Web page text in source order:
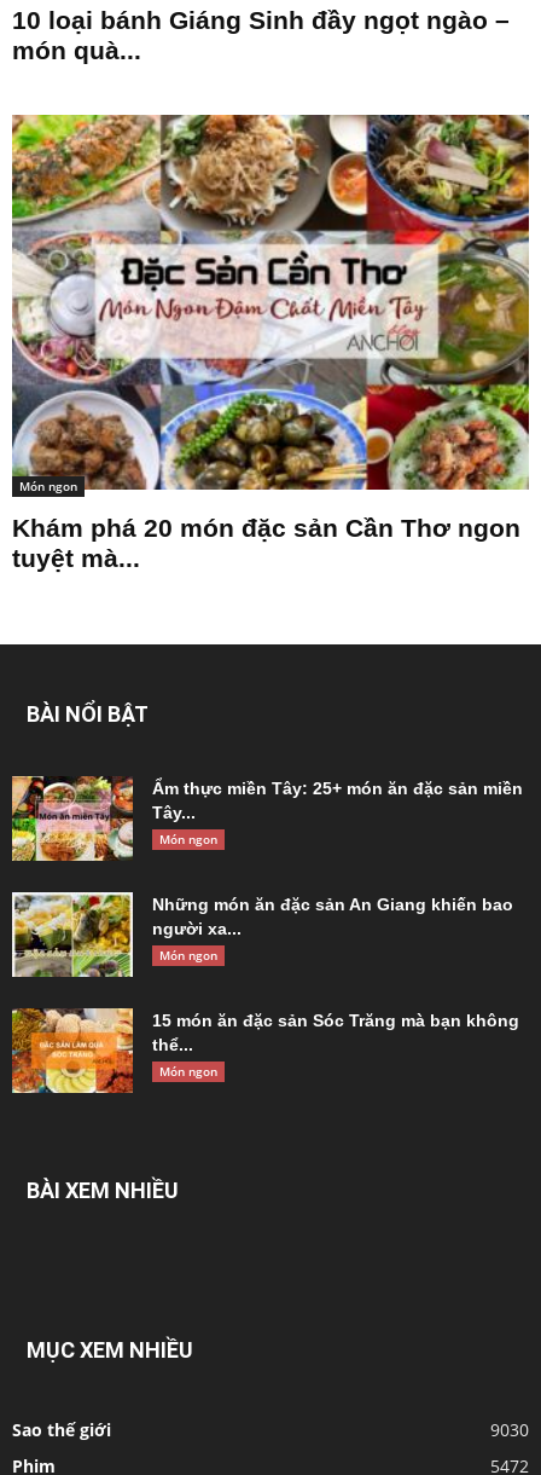
10 loại bánh Giáng Sinh đầy ngọt ngào –
món quà...
Món ngon
Khám phá 20 món đặc sản Cần Thơ ngon
tuyệt mà...
BÀI NỔI BẬT
Ẩm thực miền Tây: 25+ món ăn đặc sản miền
Tây...
Món ngon
Những món ăn đặc sản An Giang khiến bao
người xa...
Món ngon
15 món ăn đặc sản Sóc Trăng mà bạn không
thể...
Món ngon
BÀI XEM NHIỀU
MỤC XEM NHIỀU
Sao thế giới
9030
Phim
5472